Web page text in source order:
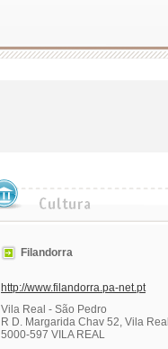
Filandorra
http://www.filandorra.pa-net.pt
Vila Real - São Pedro
R D. Margarida Chav 52, Vila Real
5000-597 VILA REAL